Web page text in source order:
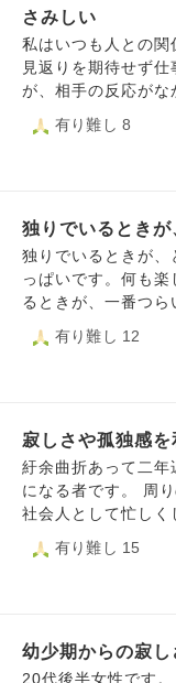
さみしい
私はいつも人との関
見返りを期待せず
が、相手の反応がな
ったり。 あれ、あ
柄と思ってたのに
持っていないことで
言動行動を制約され
った想い。 他人に
用ならない、裏切る
けていますが、ど
どない、外に私が満
りながらも気持ち
ドバイスをお願いし
有り難し 8
独りでいるとき
独りでいるときが、
っぱいです。何も
るときが、一番つら
有り難し 12
寂しさや孤独感
紆余曲折あって二年
になる者です。 周
社会人として忙しく
取り残されている
で致し方ないので
有り難し 15
幼少期からの寂し
20代後半女性です